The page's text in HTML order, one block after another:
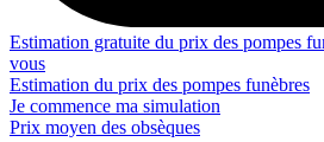
Estimation gratuite du prix des pompes
vous
Estimation du prix des pompes funèbres
Je commence ma simulation
Prix moyen des obsèques